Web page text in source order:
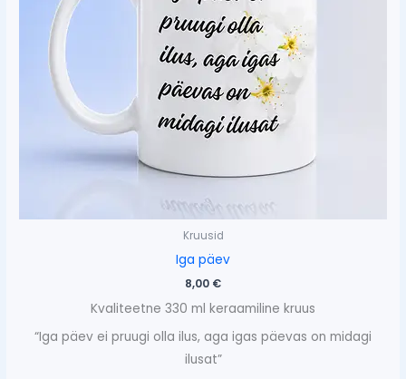
Kruusid
Iga päev
8,00 €
Kvaliteetne 330 ml keraamiline kruus
“Iga päev ei pruugi olla ilus, aga igas päevas on midagi
ilusat”